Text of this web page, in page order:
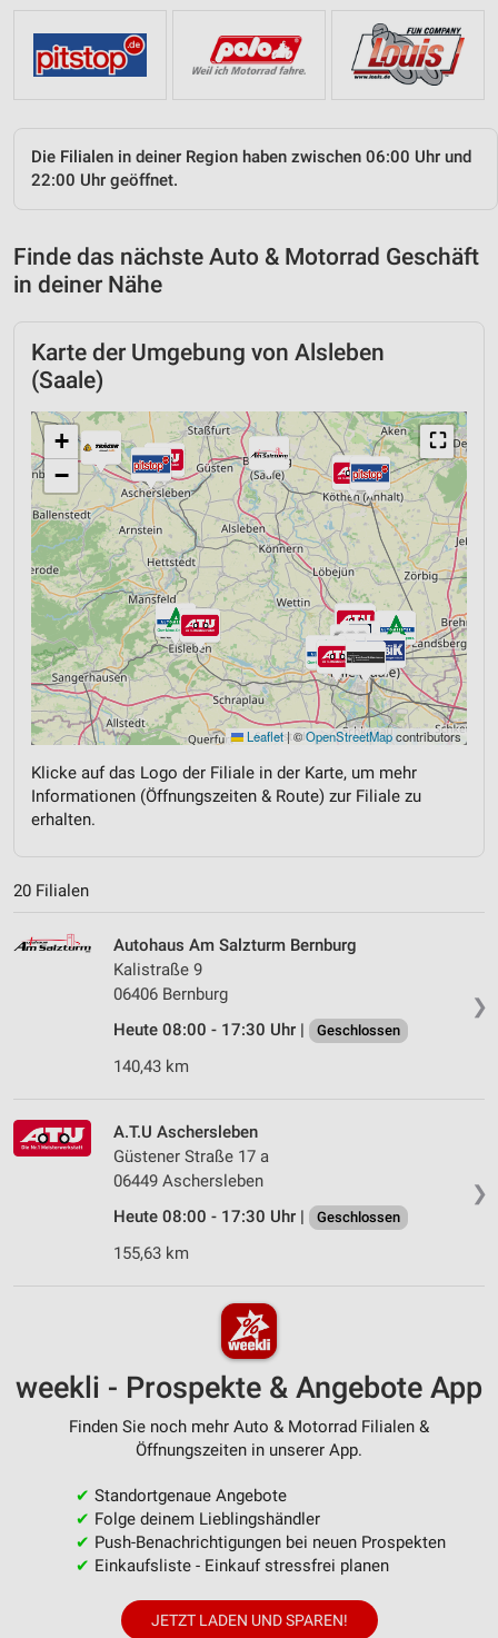
Die Filialen in deiner Region haben zwischen 06:00 Uhr und
22:00 Uhr geöffnet.
Finde das nächste Auto & Motorrad Geschäft
in deiner Nähe
Karte der Umgebung von Alsleben
(Saale)
⛶
+
−
Leaflet|©OpenStreetMapcontributors
Klicke auf das Logo der Filiale in der Karte, um mehr
Informationen (Öffnungszeiten & Route) zur Filiale zu
erhalten.
20 Filialen
❯
Autohaus Am Salzturm Bernburg
Kalistraße 9
06406 Bernburg
Heute 08:00 - 17:30 Uhr |
Geschlossen
140,43 km
❯
A.T.U Aschersleben
Güstener Straße 17 a
06449 Aschersleben
Heute 08:00 - 17:30 Uhr |
Geschlossen
155,63 km
weekli - Prospekte & Angebote App
Finden Sie noch mehr Auto & Motorrad Filialen &
Öffnungszeiten in unserer App.
✔ Standortgenaue Angebote
✔ Folge deinem Lieblingshändler
✔ Push-Benachrichtigungen bei neuen Prospekten
✔ Einkaufsliste - Einkauf stressfrei planen
JETZT LADEN UND SPAREN!